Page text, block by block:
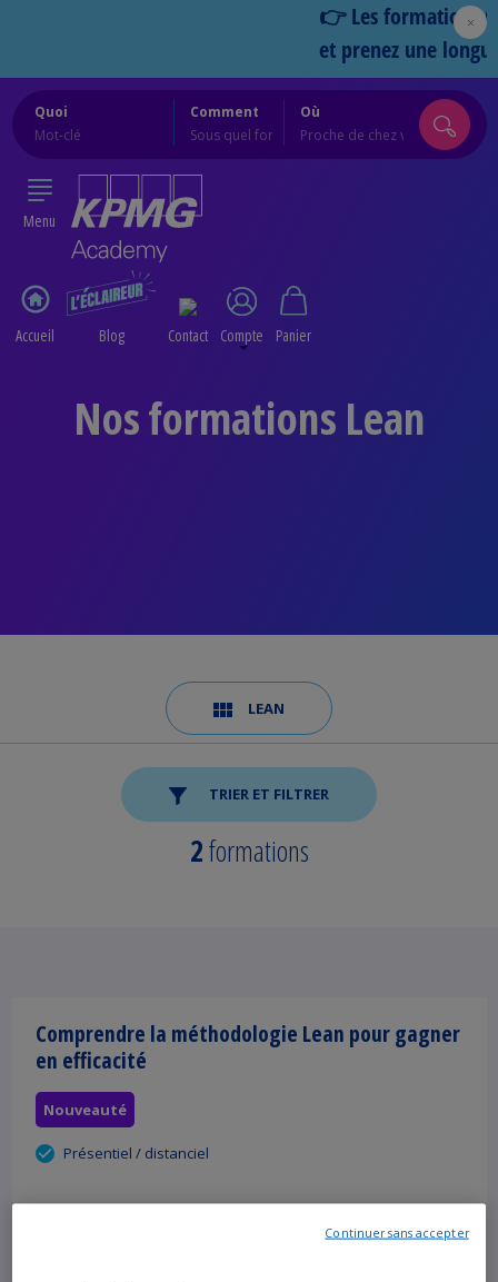
👉 Les formations
et prenez une longueur
Quoi Comment Où
Menu
Accueil Blog Contact Compte Panier
Nos formations Lean
LEAN
TRIER ET FILTRER
2formations
Comprendre la méthodologie Lean pour gagner
en efficacité
Nouveauté
Présentiel / distanciel
Continuer sans accepter